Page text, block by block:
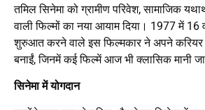
तमिल सिनेमा को ग्रामीण परिवेश, सामाजिक
वाली फिल्मों का नया आयाम दिया। 1977 में 16
शुरुआत करने वाले इस फिल्मकार ने अपने
बनाईं, जिनमें कई फिल्में आज भी क्लासिक मानी
सिनेमा में योगदान